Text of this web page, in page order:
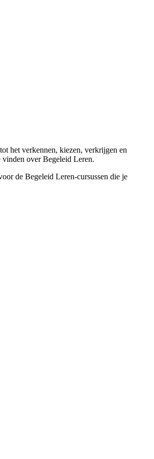
het verkennen, kiezen, verkrijgen en
over Begeleid Leren.
de Begeleid Leren-cursussen die je